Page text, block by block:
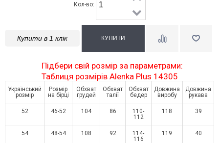
Кол-во:
Купити в 1 клік
Підбери свій розмір за параметрами:
Таблиця розмірів Alenka Plus 14305
Український
розмір
Розмір
на бірці
Обхват
грудей
Обхват
талії
Обхват
бедер
Довжина
виробу
Довжина
рукава
52 46-52 104 86
110-
112
118 39
54 48-54 108 92
114-
116
119 40